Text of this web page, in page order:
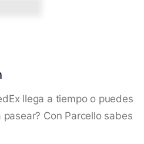
llega a tiempo o puedes
pasear? Con Parcello sabes